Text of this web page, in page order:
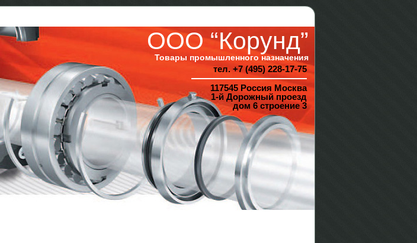
ООО “Корунд”
Товары промышленного назначения
тел. +7 (495) 228-17-75
117545 Россия Москва
1-й Дорожный проезд
дом 6 строение 3